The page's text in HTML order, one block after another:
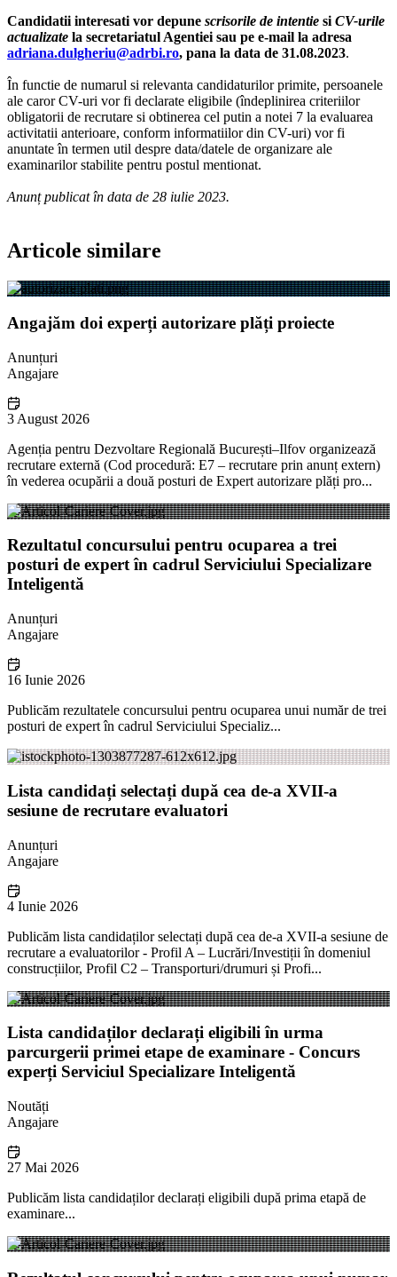
Candidatii interesati vor depune scrisorile de intentie siCV-urile
actualizate la secretariatul Agentiei sau pe e-mail la adresa
adriana.dulgheriu@adrbi.ro, pana la data de 31.08.2023.
În functie de numarul si relevanta candidaturilor primite, persoanele
ale caror CV-uri vor fi declarate eligibile (îndeplinirea criteriilor
obligatorii de recrutare si obtinerea cel putin a notei 7 la evaluarea
activitatii anterioare, conform informatiilor din CV-uri) vor fi
anuntate în termen util despre data/datele de organizare ale
examinarilor stabilite pentru postul mentionat.
Anunț publicat în data de 28 iulie 2023.
Articole similare
Angajăm doi experți autorizare plăți proiecte
Anunțuri
Angajare
3 August 2026
Agenția pentru Dezvoltare Regională București–Ilfov organizează
recrutare externă (Cod procedură: E7 – recrutare prin anunț extern)
în vederea ocupării a două posturi de Expert autorizare plăți pro...
Rezultatul concursului pentru ocuparea a trei
posturi de expert în cadrul Serviciului Specializare
Inteligentă
Anunțuri
Angajare
16 Iunie 2026
Publicăm rezultatele concursului pentru ocuparea unui număr de trei
posturi de expert în cadrul Serviciului Specializ...
Lista candidați selectați după cea de-a XVII-a
sesiune de recrutare evaluatori
Anunțuri
Angajare
4 Iunie 2026
Publicăm lista candidaților selectați după cea de-a XVII-a sesiune de
recrutare a evaluatorilor - Profil A – Lucrări/Investiții în domeniul
construcțiilor, Profil C2 – Transporturi/drumuri și Profi...
Lista candidaților declarați eligibili în urma
parcurgerii primei etape de examinare - Concurs
experți Serviciul Specializare Inteligentă
Noutăți
Angajare
27 Mai 2026
Publicăm lista candidaților declarați eligibili după prima etapă de
examinare...